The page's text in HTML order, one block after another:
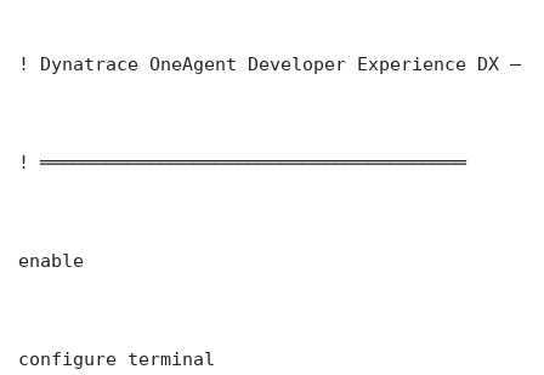
! Dynatrace OneAgent Developer Experience DX
! ═══════════════════════════════════════
enable
configure terminal